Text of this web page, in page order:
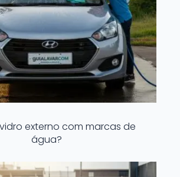
externo com marcas de
água?